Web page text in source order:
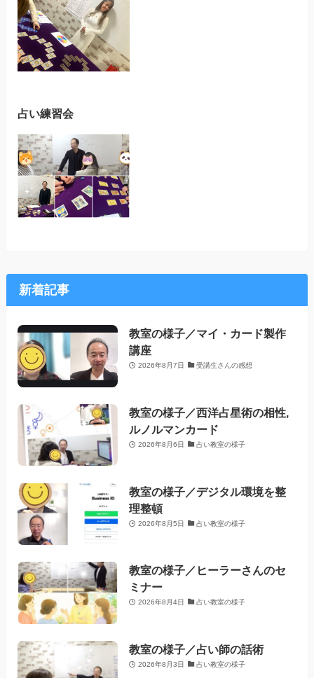
占い練習会
新着記事
教室の様子／マイ・カード製作
講座
2026年8月7日 受講生さんの感想
教室の様子／西洋占星術の相性,
ルノルマンカード
2026年8月6日 占い教室の様子
教室の様子／デジタル環境を整
理整頓
2026年8月5日 占い教室の様子
教室の様子／ヒーラーさんのセ
ミナー
2026年8月4日 占い教室の様子
教室の様子／占い師の話術
2026年8月3日 占い教室の様子